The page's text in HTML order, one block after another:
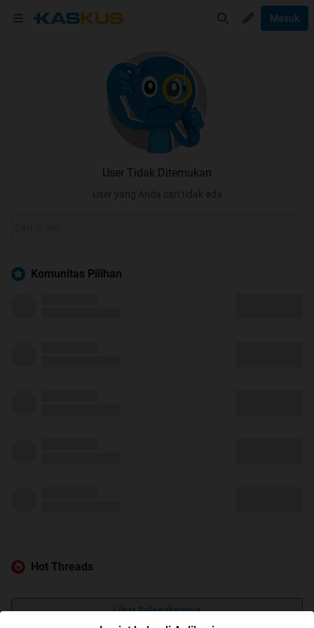
Masuk
User Tidak Ditemukan
User yang Anda cari tidak ada
Komunitas Pilihan
Hot Threads
Lihat Selengkapnya